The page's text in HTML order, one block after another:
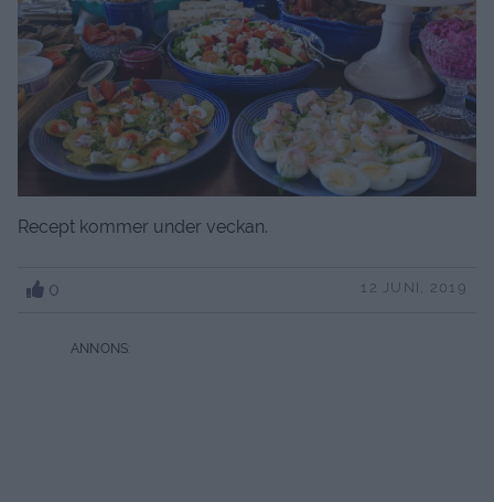
Recept kommer under veckan.
0 12 JUNI, 2019